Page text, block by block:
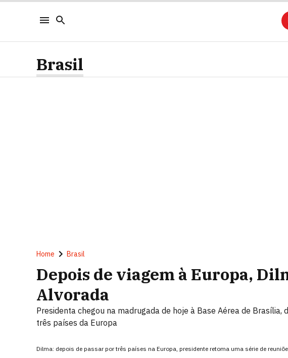
Brasil
Home Brasil
Depois de viagem à Europa,
Alvorada
Presidenta chegou na madrugada de hoje à Base Aérea de Brasília,
três países da Europa
Dilma: depois de passar por três países na Europa, presidente retoma uma série de